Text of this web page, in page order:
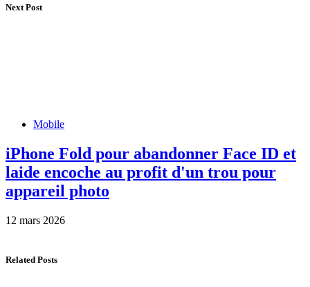
Next Post
Mobile
iPhone Fold pour abandonner Face ID et
laide encoche au profit d'un trou pour
appareil photo
12 mars 2026
Related Posts